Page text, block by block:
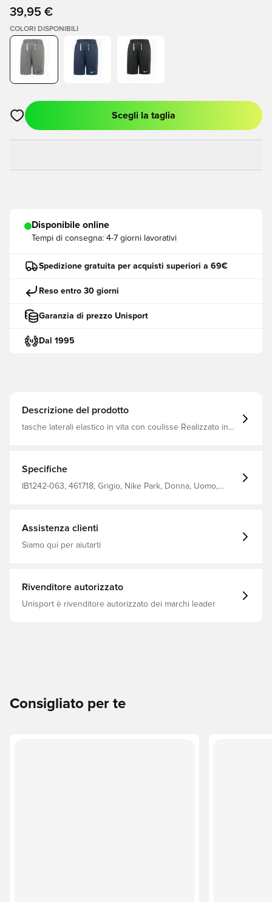
39,95 €
COLORI DISPONIBILI
Apre una finestra modale per accedere o registrarsi come
Scegli la taglia
Disponibile online
Tempi di consegna: 4-7 giorni lavorativi
Spedizione gratuita per acquisti superiori a 69€
Reso entro 30 giorni
Garanzia di prezzo Unisport
Dal 1995
Descrizione del prodotto
tasche laterali elastico in vita con coulisse Realizzato in
Specifiche
IB1242-063, 461718, Grigio, Nike Park, Donna, Uomo,
Assistenza clienti
Siamo qui per aiutarti
Rivenditore autorizzato
Unisport è rivenditore autorizzato dei marchi leader
Consigliato per te